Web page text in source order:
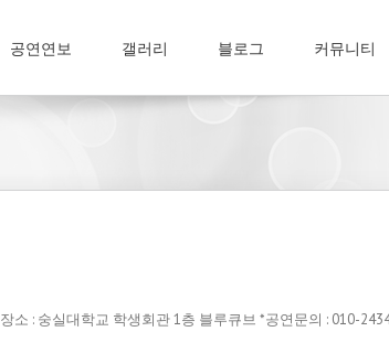
공연연보 갤러리 블로그 커뮤니티
소 : 숭실대학교 학생회관 1층 블루큐브 *공연문의 : 010-